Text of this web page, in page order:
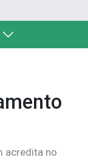
acredita no